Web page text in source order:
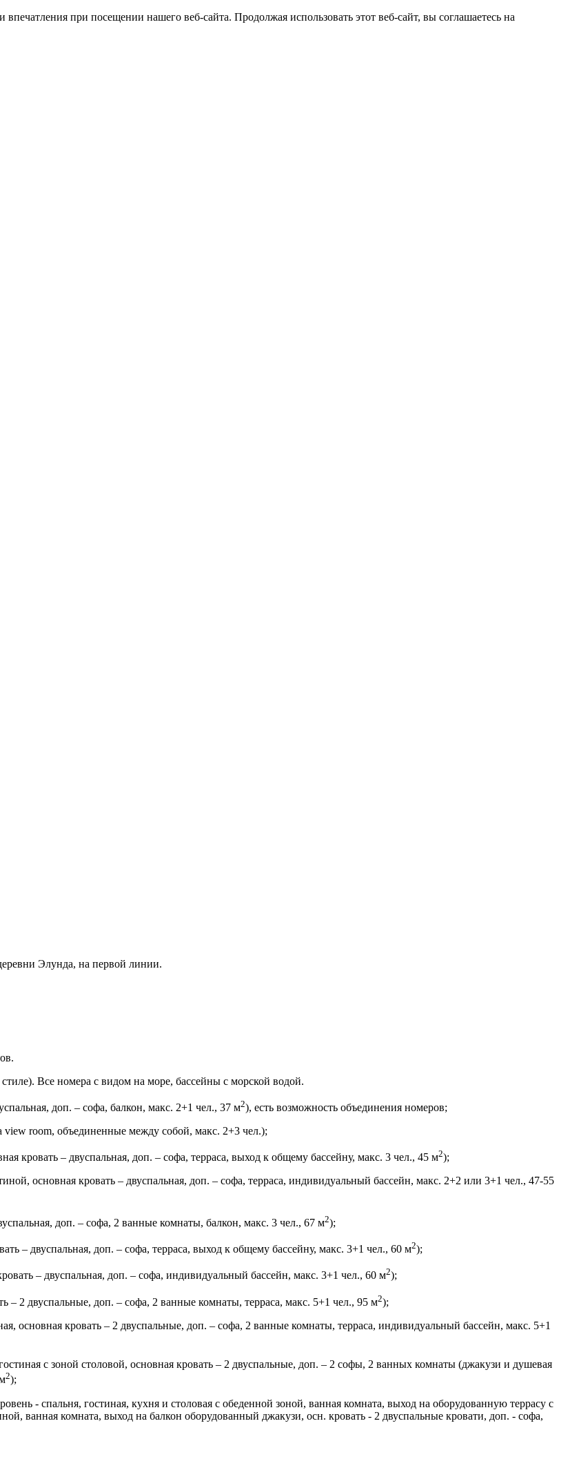
при посещении нашего веб-сайта. Продолжая использовать этот веб-сайт, вы соглашаетесь на
Элунда, на первой линии.
Все номера с видом на море, бассейны с морской водой.
доп. – софа, балкон, макс. 2+1 чел., 37 м2), есть возможность объединения номеров;
view room, объединенные между собой, макс. 2+3 чел.);
кровать – двуспальная, доп. – софа, терраса, выход к общему бассейну, макс. 3 чел., 45 м2);
основная кровать – двуспальная, доп. – софа, терраса, индивидуальный бассейн, макс. 2+2 или 3+1 чел., 47-55
доп. – софа, 2 ванные комнаты, балкон, макс. 3 чел., 67 м2);
– двуспальная, доп. – софа, терраса, выход к общему бассейну, макс. 3+1 чел., 60 м2);
– двуспальная, доп. – софа, индивидуальный бассейн, макс. 3+1 чел., 60 м2);
– 2 двуспальные, доп. – софа, 2 ванные комнаты, терраса, макс. 5+1 чел., 95 м2);
основная кровать – 2 двуспальные, доп. – софа, 2 ванные комнаты, терраса, индивидуальный бассейн, макс. 5+1
с зоной столовой, основная кровать – 2 двуспальные, доп. – 2 софы, 2 ванных комнаты (джакузи и душевая
2);
- спальня, гостиная, кухня и столовая с обеденной зоной, ванная комната, выход на оборудованную террасу с
ванная комната, выход на балкон оборудованный джакузи, осн. кровать - 2 двуспальные кровати, доп. - софа,